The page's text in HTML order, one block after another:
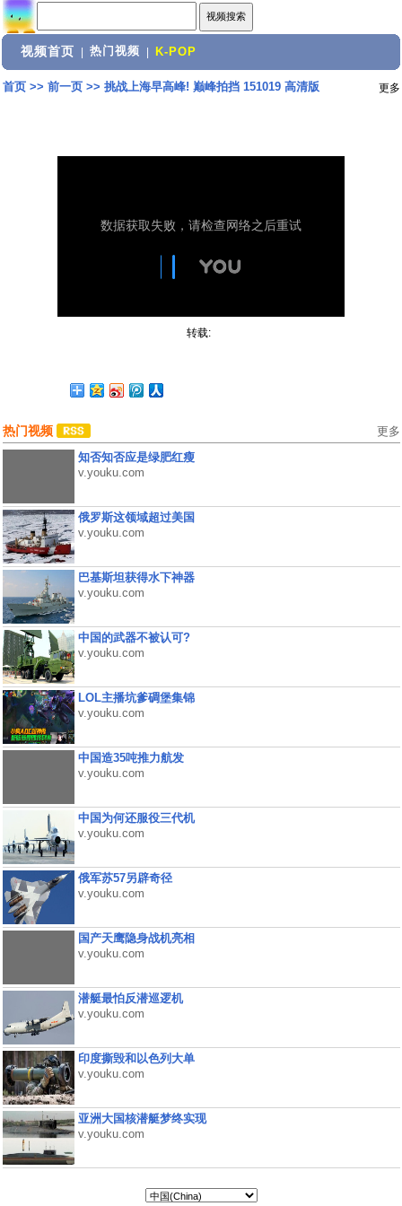
视频首页 热门视频 K-POP
首页>> 前一页>> 挑战上海早高峰! 巅峰拍挡 151019 高清版 更多
转载:
热门视频 更多
知否知否应是绿肥红瘦
v.youku.com
俄罗斯这领域超过美国
v.youku.com
巴基斯坦获得水下神器
v.youku.com
中国的武器不被认可?
v.youku.com
LOL主播坑爹碉堡集锦
v.youku.com
中国造35吨推力航发
v.youku.com
中国为何还服役三代机
v.youku.com
俄军苏57另辟奇径
v.youku.com
国产天鹰隐身战机亮相
v.youku.com
潜艇最怕反潜巡逻机
v.youku.com
印度撕毁和以色列大单
v.youku.com
亚洲大国核潜艇梦终实现
v.youku.com